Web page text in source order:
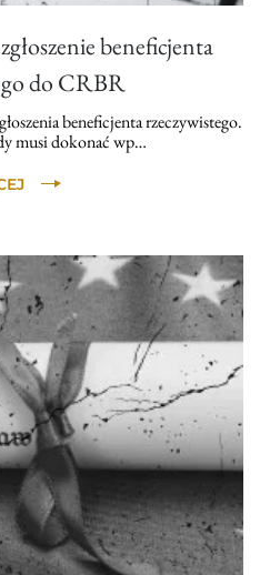
beneficjenta
do CRBR
beneficjenta rzeczywistego.
musi dokonać wp…